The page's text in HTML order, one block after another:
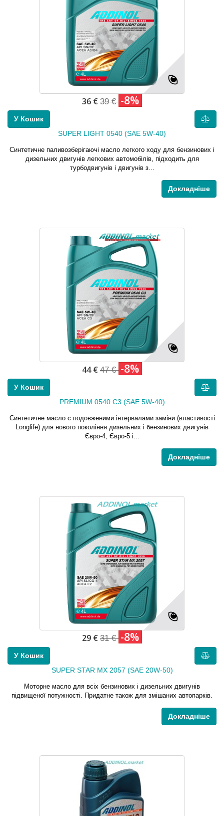
36 € 39 € -8%
У Кошик
SUPER LIGHT 0540 (SAE 5W-40)
Синтетичне паливозберігаючі масло легкого ходу для бензинових і
дизельних двигунів легкових автомобілів, підходить для
турбодвигунів і двигунів з...
Докладніше
44 € 47 € -8%
У Кошик
PREMIUM 0540 C3 (SAE 5W-40)
Синтетичне масло c подовженими інтервалами заміни (властивості
Longlife) для нового покоління дизельних і бензинових двигунів
Євро-4, Євро-5 і...
Докладніше
29 € 31 € -8%
У Кошик
SUPER STAR MX 2057 (SAE 20W-50)
Моторне масло для всіх бензинових і дизельних двигунів
підвищеної потужності. Придатне також для змішаних автопарків.
Докладніше